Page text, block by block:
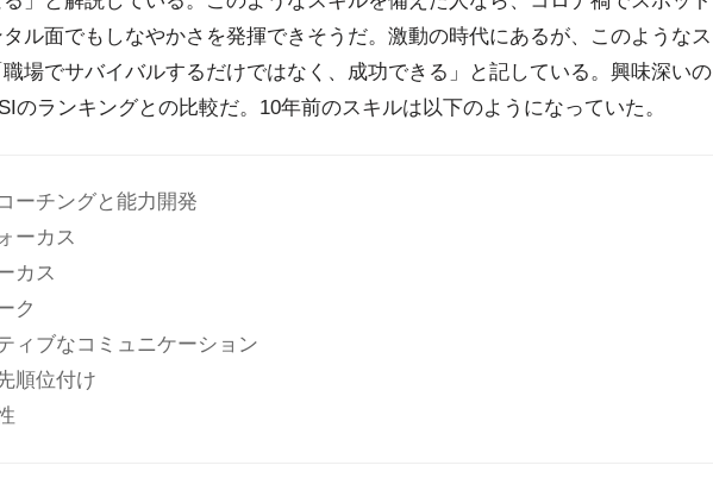
ル面でもしなやかさを発揮できそうだ。激動の時代にあるが、このようなス
場でサバイバルするだけではなく、成功できる」と記している。興味深いの
のランキングとの比較だ。10年前のスキルは以下のようになっていた。
ーチングと能力開発
ーカス
カス
ク
ィブなコミュニケーション
順位付け